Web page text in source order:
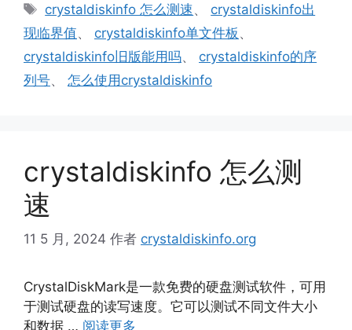
标
签
crystaldiskinfo 怎么测速、 crystaldiskinfo出
现临界值、 crystaldiskinfo单文件板 、
crystaldiskinfo旧版能用吗、 crystaldiskinfo的序
列号、 怎么使用crystaldiskinfo
crystaldiskinfo 怎么测
速
11 5 月, 2024 作者 crystaldiskinfo.org
CrystalDiskMark是一款免费的硬盘测试软件，可用
于测试硬盘的读写速度。它可以测试不同文件大小
和数据 … 阅读更多